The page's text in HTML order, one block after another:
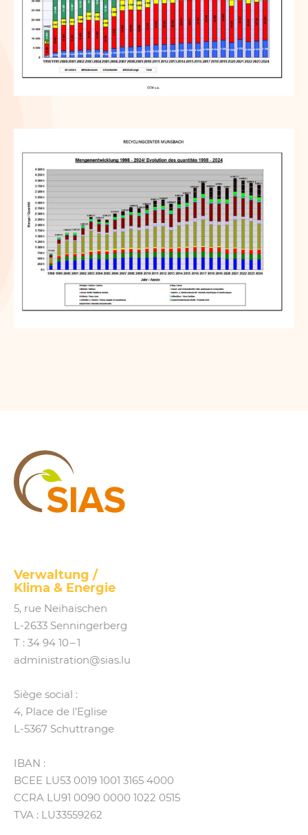
Verwaltung /
Klima & Energie
5, rue Neihaischen
L‑2633 Senningerberg
T : 34 94 10 – 1
administration@​sias.​lu
Siège social :
4, Place de l’Eglise
L‑5367 Schuttrange
IBAN :
BCEE LU53 0019 1001 3165 4000
CCRA LU91 0090 0000 1022 0515
TVA : LU33559262